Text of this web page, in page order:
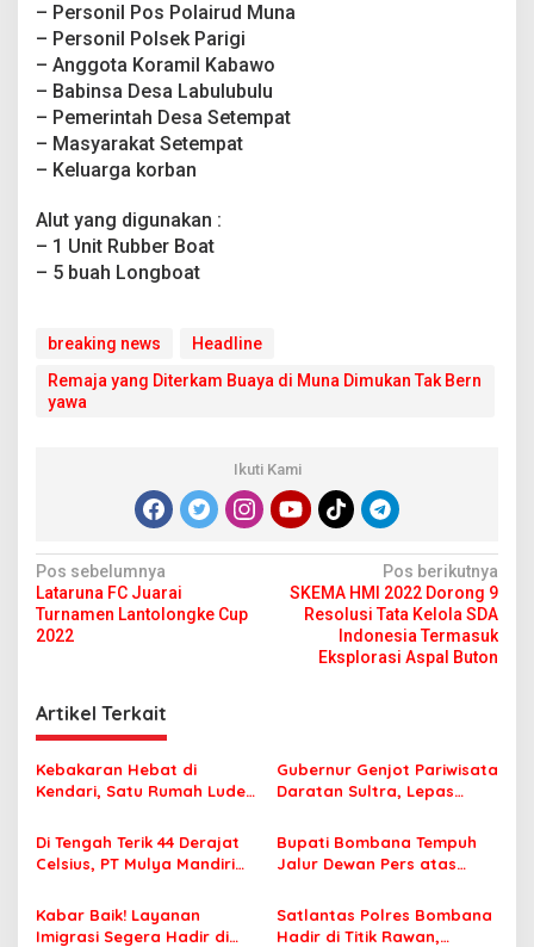
a
w
a
– Personil Pos Polairud Muna
– Personil Polsek Parigi
– Anggota Koramil Kabawo
– Babinsa Desa Labulubulu
– Pemerintah Desa Setempat
– Masyarakat Setempat
– Keluarga korban
Alut yang digunakan :
– 1 Unit Rubber Boat
– 5 buah Longboat
breaking news
Headline
Remaja yang Diterkam Buaya di Muna Dimukan Tak Bern
yawa
Ikuti Kami
N
a
v
g
a
s
i
p
o
s
Pos sebelumnya
Lataruna FC Juarai
Turnamen Lantolongke Cup
2022
Pos berikutnya
SKEMA HMI 2022 Dorong 9
Resolusi Tata Kelola SDA
Indonesia Termasuk
Eksplorasi Aspal Buton
Artikel Terkait
Kebakaran Hebat di
Kendari, Satu Rumah Ludes
Gubernur Genjot Pariwisata
Daratan Sultra, Lepas
Tiga Kabupaten Unggulan
Di Tengah Terik 44 Derajat
Celsius, PT Mulya Mandiri
Jamaah Tetap Sehat dan
Nyaman Beribadah
Bupati Bombana Tempuh
Jalur Dewan Pers atas
Korupsi Jembatan Cirauci II
Kabar Baik! Layanan
Imigrasi Segera Hadir di
Satlantas Polres Bombana
Hadir di Titik Rawan,